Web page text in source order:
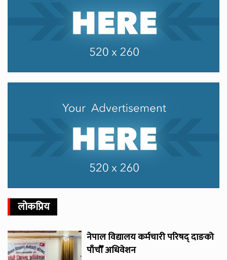
लोकप्रिय
नेपाल विद्यालय कर्मचारी परिषद् दाङको
पाँचौँ अधिवेशन